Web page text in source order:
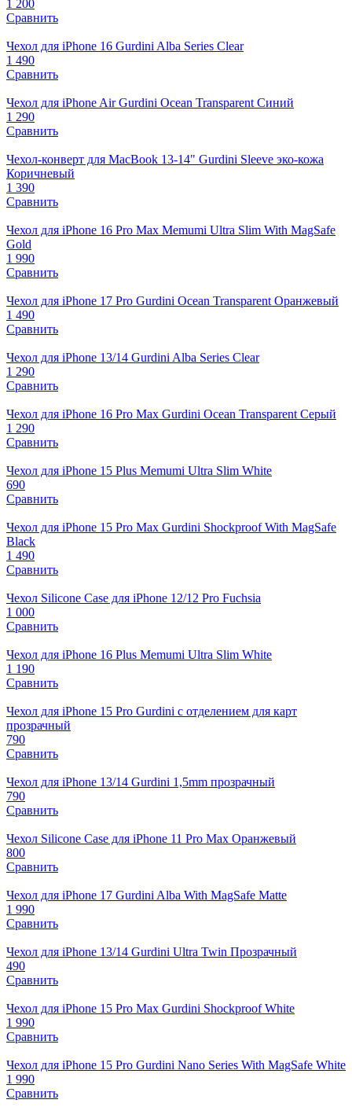
1 200
Сравнить
Чехол для iPhone 16 Gurdini Alba Series Clear
1 490
Сравнить
Чехол для iPhone Air Gurdini Ocean Transparent Синий
1 290
Сравнить
Чехол-конверт для MacBook 13-14" Gurdini Sleeve эко-кожа
Коричневый
1 390
Сравнить
Чехол для iPhone 16 Pro Max Memumi Ultra Slim With MagSafe
Gold
1 990
Сравнить
Чехол для iPhone 17 Pro Gurdini Ocean Transparent Оранжевый
1 490
Сравнить
Чехол для iPhone 13/14 Gurdini Alba Series Clear
1 290
Сравнить
Чехол для iPhone 16 Pro Max Gurdini Ocean Transparent Серый
1 290
Сравнить
Чехол для iPhone 15 Plus Memumi Ultra Slim White
690
Сравнить
Чехол для iPhone 15 Pro Max Gurdini Shockproof With MagSafe
Black
1 490
Сравнить
Чехол Silicone Case для iPhone 12/12 Pro Fuchsia
1 000
Сравнить
Чехол для iPhone 16 Plus Memumi Ultra Slim White
1 190
Сравнить
Чехол для iPhone 15 Pro Gurdini с отделением для карт
прозрачный
790
Сравнить
Чехол для iPhone 13/14 Gurdini 1,5mm прозрачный
790
Сравнить
Чехол Silicone Case для iPhone 11 Pro Max Оранжевый
800
Сравнить
Чехол для iPhone 17 Gurdini Alba With MagSafe Matte
1 990
Сравнить
Чехол для iPhone 13/14 Gurdini Ultra Twin Прозрачный
490
Сравнить
Чехол для iPhone 15 Pro Max Gurdini Shockproof White
1 990
Сравнить
Чехол для iPhone 15 Pro Gurdini Nano Series With MagSafe White
1 990
Сравнить